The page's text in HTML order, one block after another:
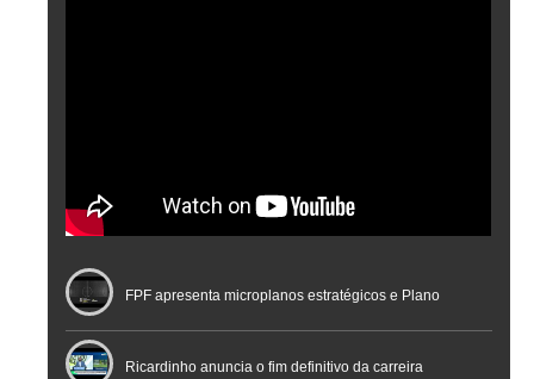
FPF apresenta microplanos estratégicos e Plano
Nacional de Arbitragem
Ricardinho anuncia o fim definitivo da carreira